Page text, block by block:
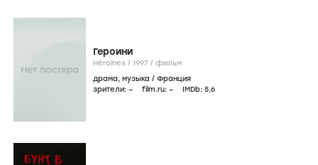
Героини
Héroïnes / 1997 / фильм
драма, музыка / Франция
зрители: – film.ru: – IMDb: 5,6